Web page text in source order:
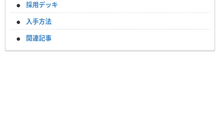
採用デッキ
入手方法
関連記事